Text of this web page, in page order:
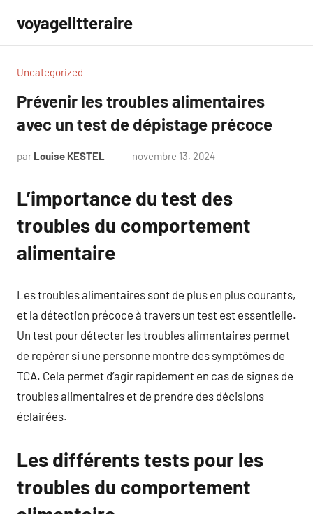
contenu
voyagelitteraire
Uncategorized
Prévenir les troubles alimentaires
avec un test de dépistage précoce
par Louise KESTEL novembre 13, 2024
L’importance du test des
troubles du comportement
alimentaire
Les troubles alimentaires sont de plus en plus courants,
et la détection précoce à travers un test est essentielle.
Un test pour détecter les troubles alimentaires permet
de repérer si une personne montre des symptômes de
TCA. Cela permet d’agir rapidement en cas de signes de
troubles alimentaires et de prendre des décisions
éclairées.
Les différents tests pour les
troubles du comportement